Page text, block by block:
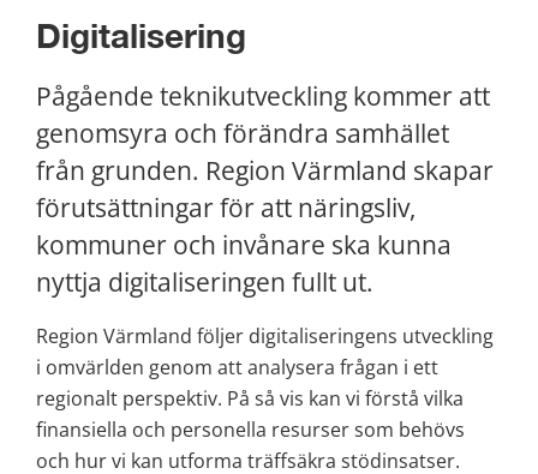
Digitalisering
Pågående teknikutveckling kommer att
genomsyra och förändra samhället
från grunden. Region Värmland skapar
förutsättningar för att näringsliv,
kommuner och invånare ska kunna
nyttja digitaliseringen fullt ut.
Region Värmland följer digitaliseringens utveckling
i omvärlden genom att analysera frågan i ett
regionalt perspektiv. På så vis kan vi förstå vilka
finansiella och personella resurser som behövs
och hur vi kan utforma träffsäkra stödinsatser.